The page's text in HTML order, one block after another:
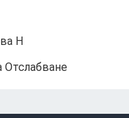
Н
Отслабване